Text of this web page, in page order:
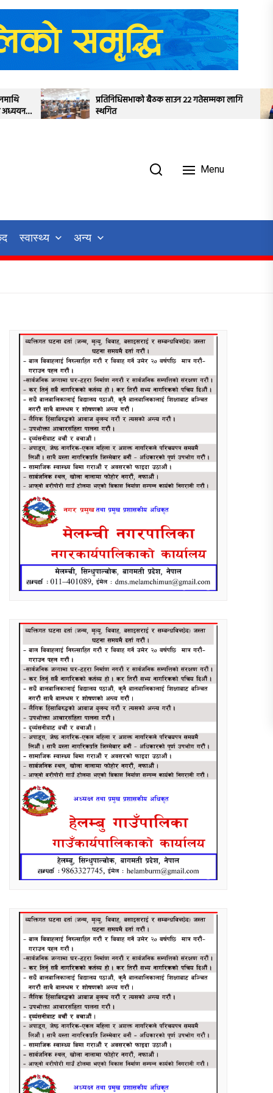
बैठक साउन २२ गतेसम्मका लागि
बागमतीमा
विकास मन्त्री नियुक्त
Menu
स्वास्थ्य अन्य